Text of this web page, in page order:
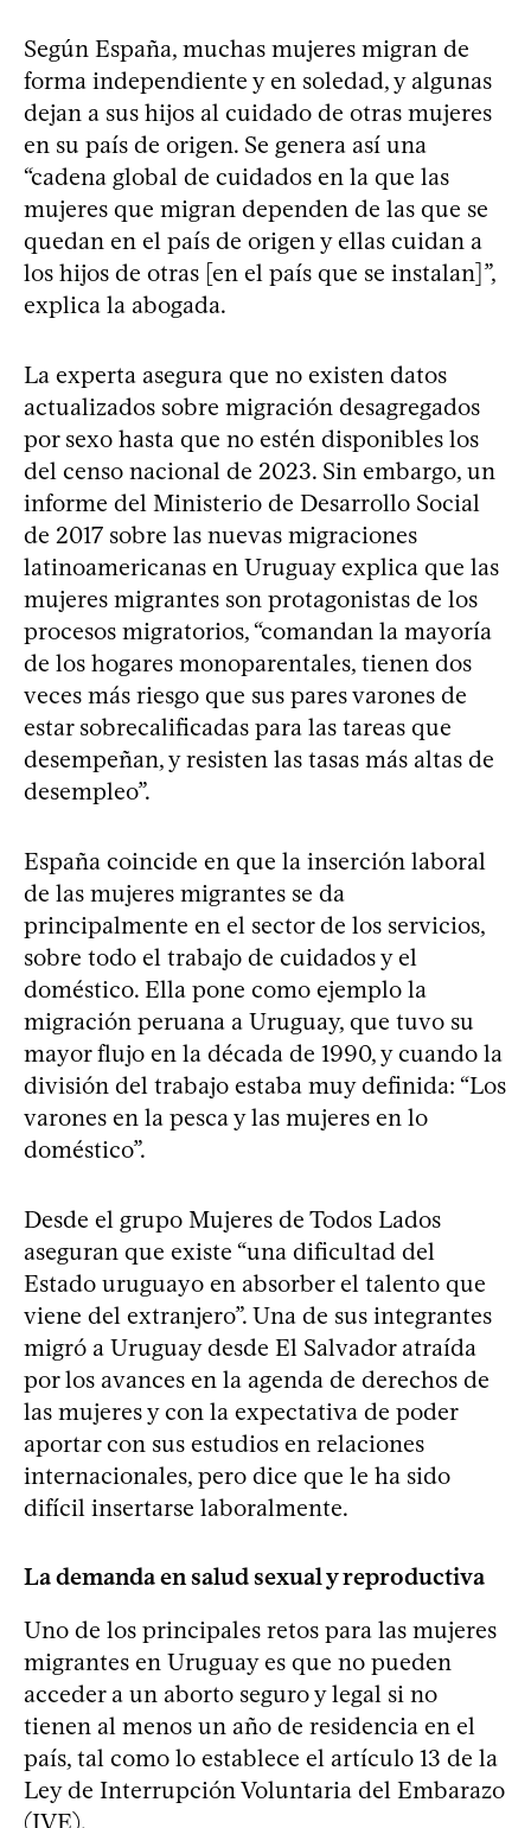
Según España, muchas mujeres migran de
forma independiente y en soledad, y algunas
dejan a sus hijos al cuidado de otras mujeres
en su país de origen. Se genera así una
“cadena global de cuidados en la que las
mujeres que migran dependen de las que se
quedan en el país de origen y ellas cuidan a
los hijos de otras [en el país que se instalan]”,
explica la abogada.
La experta asegura que no existen datos
actualizados sobre migración desagregados
por sexo hasta que no estén disponibles los
del censo nacional de 2023. Sin embargo, un
informe del Ministerio de Desarrollo Social
de 2017 sobre las nuevas migraciones
latinoamericanas en Uruguay explica que las
mujeres migrantes son protagonistas de los
procesos migratorios, “comandan la mayoría
de los hogares monoparentales, tienen dos
veces más riesgo que sus pares varones de
estar sobrecalificadas para las tareas que
desempeñan, y resisten las tasas más altas de
desempleo”.
España coincide en que la inserción laboral
de las mujeres migrantes se da
principalmente en el sector de los servicios,
sobre todo el trabajo de cuidados y el
doméstico. Ella pone como ejemplo la
migración peruana a Uruguay, que tuvo su
mayor flujo en la década de 1990, y cuando la
división del trabajo estaba muy definida: “Los
varones en la pesca y las mujeres en lo
doméstico”.
Desde el grupo Mujeres de Todos Lados
aseguran que existe “una dificultad del
Estado uruguayo en absorber el talento que
viene del extranjero”. Una de sus integrantes
migró a Uruguay desde El Salvador atraída
por los avances en la agenda de derechos de
las mujeres y con la expectativa de poder
aportar con sus estudios en relaciones
internacionales, pero dice que le ha sido
difícil insertarse laboralmente.
La demanda en salud sexual y reproductiva
Uno de los principales retos para las mujeres
migrantes en Uruguay es que no pueden
acceder a un aborto seguro y legal si no
tienen al menos un año de residencia en el
país, tal como lo establece el artículo 13 de la
Ley de Interrupción Voluntaria del Embarazo
(IVE).